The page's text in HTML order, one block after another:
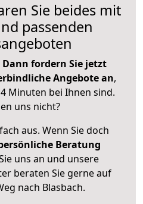
Sie beides mit
passenden
Dann fordern Sie jetzt
Angebote an,
Minuten bei Ihnen sind.
uns nicht?
aus. Wenn Sie doch
Beratung
uns an und unsere
beraten Sie gerne auf
nach Blasbach.